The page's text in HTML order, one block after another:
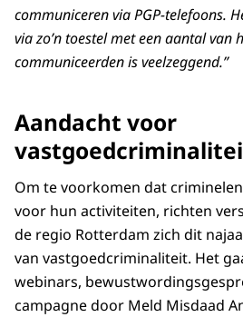
communiceren via PGP-telefoons.
via zo’n toestel met een aantal van
communiceerden is veelzeggend.”
Aandacht voor
Om te voorkomen dat
voor hun activiteiten, richten
de regio Rotterdam zich dit
van vastgoedcriminaliteit. Het
webinars,
campagne door Meld Misdaad